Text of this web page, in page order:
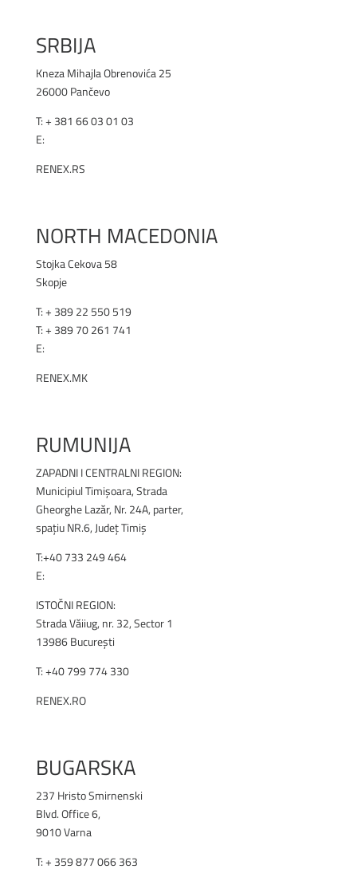
SRBIJA
Kneza Mihajla Obrenovića 25
26000 Pančevo
T: + 381 66 03 01 03
E:
RENEX.RS
NORTH MACEDONIA
Stojka Cekova 58
Skopje
T: + 389 22 550 519
T: + 389 70 261 741
E:
RENEX.MK
RUMUNIJA
ZAPADNI I CENTRALNI REGION:
Municipiul Timișoara, Strada
Gheorghe Lazăr, Nr. 24A, parter,
spațiu NR.6, Județ Timiș
T:+40 733 249 464
E:
ISTOČNI REGION:
Strada Văiiug, nr. 32, Sector 1
13986 București
T: +40 799 774 330
RENEX.RO
BUGARSKA
237 Hristo Smirnenski
Blvd. Office 6,
9010 Varna
T: + 359 877 066 363